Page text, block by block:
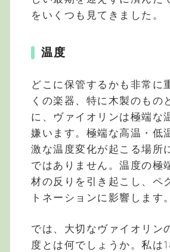
をいくつも見てきました。
温度
どこに保管するかも非常に
くの楽器、特に木製のもの
に、ヴァイオリンは極端な
嫌います。極端な高温・低
激な温度変化が起こる場所
ではありません。温度の極
材の反りを引き起こし、ペ
トネーションに影響します。
では、大切なヴァイオリン
度とは何でしょうか。私